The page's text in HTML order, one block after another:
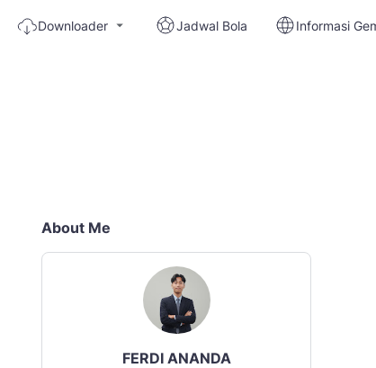
Downloader Jadwal Bola Informasi
About Me
FERDI ANANDA